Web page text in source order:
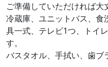
ご準備していただければ大
冷蔵庫、ユニットバス、食
具一式、テレビ1つ、トイ
す。
バスタオル、手拭い、歯ブ